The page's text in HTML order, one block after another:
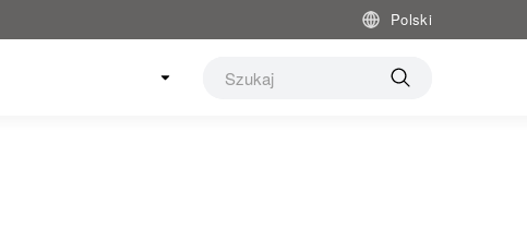
Polski